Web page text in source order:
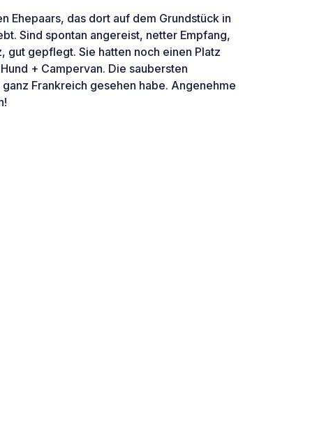
Ehepaars, das dort auf dem Grundstück in
Sind spontan angereist, netter Empfang,
gut gepflegt. Sie hatten noch einen Platz
+ Campervan. Die saubersten
Frankreich gesehen habe. Angenehme